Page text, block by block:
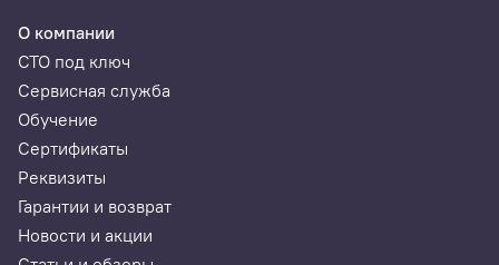
О компании
СТО под ключ
Сервисная служба
Обучение
Сертификаты
Реквизиты
Гарантии и возврат
Новости и акции